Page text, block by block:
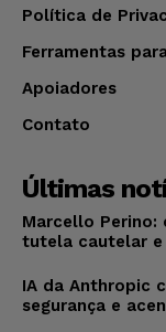
Política de
Ferramentas
Apoiadores
Contato
Últimas
Marcello
tutela cautelar e
IA da Anthropic
segurança e